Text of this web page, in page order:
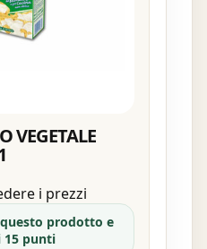
VEGETALE
i prezzi
prodotto e
15 punti